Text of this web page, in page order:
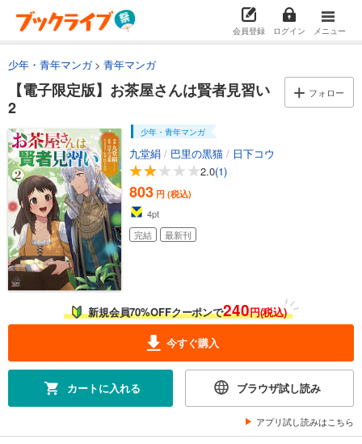
会員登録 ログイン メニュー
少年・青年マンガ 青年マンガ
【電子限定版】お茶屋さんは賢者見習い
2
フォロー
少年・青年マンガ
九堂絹 / 巴里の黒猫 / 日下コウ
2.0(1)
803 円 (税込)
4pt
完結
最新刊
新規会員70%OFFクーポンで240円(税込)
今すぐ購入
カートに入れる ブラウザ試し読み
アプリ試し読みはこちら